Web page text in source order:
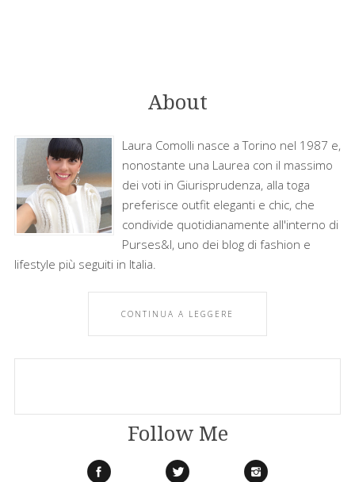
About
Laura Comolli nasce a Torino nel 1987 e,
nonostante una Laurea con il massimo
dei voti in Giurisprudenza, alla toga
preferisce outfit eleganti e chic, che
condivide quotidianamente all'interno di
Purses&I, uno dei blog di fashion e
lifestyle più seguiti in Italia.
CONTINUA A LEGGERE
Follow Me